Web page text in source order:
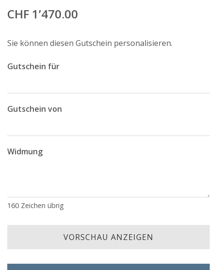
CHF 1’470.00
Sie können diesen Gutschein personalisieren.
Gutschein für
Gutschein von
Widmung
160 Zeichen übrig
VORSCHAU ANZEIGEN